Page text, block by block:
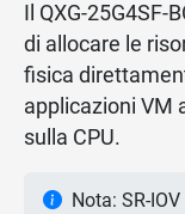
Il QXG-
di allocare le
fisica
applicazioni VM
sulla CPU.
Nota: SR-